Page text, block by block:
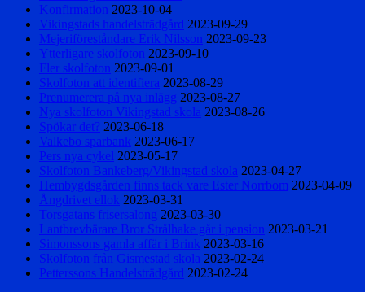
Konfirmation 2023-10-04
Vikingstads handelsträdgård 2023-09-29
Mejeriföreståndare Erik Nilsson 2023-09-23
Ytterligare skolfoton 2023-09-10
Fler skolfoton 2023-09-01
Skolfoton att identifiera 2023-08-29
Prenumerera på nya inlägg 2023-08-27
Nya skolfoton Vikingstad skola 2023-08-26
Spökar det? 2023-06-18
Valkebo sparbank 2023-06-17
Pers nya cykel 2023-05-17
Skolfoton Bankeberg/Vikingstad skola 2023-04-27
Hembygdsgården finns tack vare Ester Norrbom 2023-04-09
Ångdrivet ellok 2023-03-31
Torsgatans frisersalong 2023-03-30
Lantbrevbärare Bror Strålhake går i pension 2023-03-21
Simonssons gamla affär i Brink 2023-03-16
Skolfoton från Gismestad skola 2023-02-24
Petterssons Handelsträdgård 2023-02-24